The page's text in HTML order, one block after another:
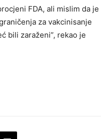
FDA, ali mislim da je
za vakcinisanje
bili zaraženi”, rekao je